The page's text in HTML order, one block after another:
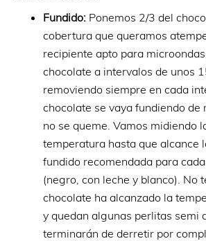
Fundido: Ponemos 2/3 del
cobertura que queramos
recipiente apto para
chocolate a intervalos de unos
removiendo siempre en cada
chocolate se vaya fundiendo de
no se queme. Vamos midiendo
temperatura hasta que alcance
fundido recomendada para
(negro, con leche y blanco). No
chocolate ha alcanzado la
y quedan algunas perlitas semi
terminarán de derretir por